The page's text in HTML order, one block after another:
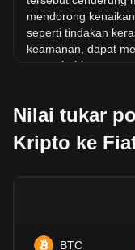
mendorong
seperti tindakan
keamanan, dapat
menyebabkan
seputar mata uang
penerimaannya,
relatif terhadap mata
tidak jelas atau
jatuh.
Nilai tukar
Kripto ke
BTC